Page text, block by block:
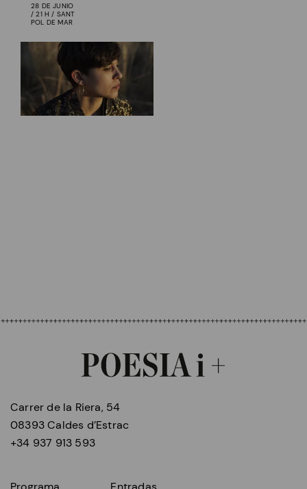
28 DE JUNIO
/ 21 H / SANT
POL DE MAR
Carrer de la Riera, 54
08393 Caldes d’Estrac
+34 937 913 593